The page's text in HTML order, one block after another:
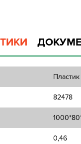
Пластик
82478
0,46